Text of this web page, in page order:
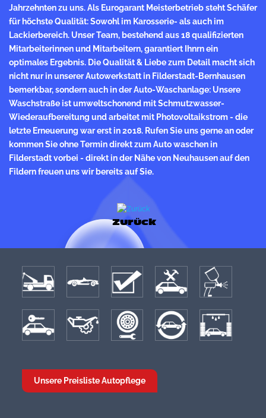
Jahrzehnten zu uns. Als Eurogarant Meisterbetriebsteht Schäfer
für höchste Qualität: Sowohl im Karosserie- als auch im
Lackierbereich. Unser Team, bestehend aus 18 qualifizierten
Mitarbeiterinnen und Mitarbeitern, garantiert Ihnrn ein
optimales Ergebnis. Die Qualität & Liebe zum Detail macht sich
nicht nur in unserer Autowerkstatt in Filderstadt-Bernhausen
bemerkbar, sondern auch in der Auto-Waschanlage: Unsere
Waschstraße ist umweltschonend mit Schmutzwasser-
Wiederaufbereitung und arbeitet mit Photovoltaikstrom - die
letzte Erneuerung war erst in 2018. Rufen Sie uns gerne an oder
kommen Sie ohne Termin direkt zum Auto waschen in
Filderstadt vorbei - direkt in der Nähe von Neuhausen auf den
Fildern freuen uns wir bereits auf Sie.
Zurück
Unsere Preisliste Autopflege